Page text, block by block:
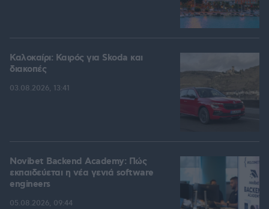
Καλοκαίρι: Καιρός για Skoda και
διακοπές
03.08.2026, 13:41
Novibet Backend Academy: Πώς
εκπαιδεύεται η νέα γενιά software
engineers
05.08.2026, 09:44